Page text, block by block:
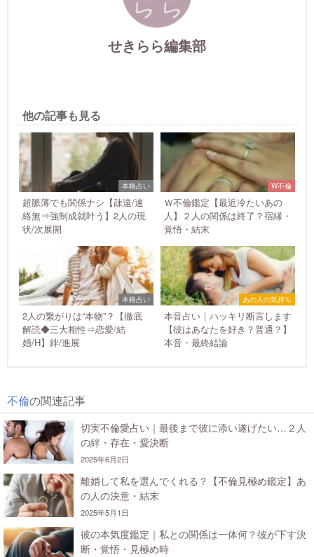
せきらら編集部
他の記事も見る
本格占い
超脈薄でも関係ナシ【疎遠/連
絡無⇒強制成就叶う】2人の現
状/次展開
W不倫
Ｗ不倫鑑定【最近冷たいあの
人】２人の関係は終了？宿縁・
覚悟・結末
本格占い
2人の繋がりは“本物”？【徹底
解読◆三大相性⇒恋愛/結
婚/H】絆/進展
あの人の気持ち
本音占い｜ハッキリ断言します
【彼はあなたを好き？普通？】
本音・最終結論
不倫の関連記事
切実不倫愛占い｜最後まで彼に添い遂げたい…２人
の絆・存在・愛決断
2025年6月2日
離婚して私を選んでくれる？【不倫見極め鑑定】あ
の人の決意・結末
2025年5月1日
彼の本気度鑑定｜私との関係は一体何？彼が下す決
断・覚悟・見極め時